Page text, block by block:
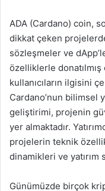
ADA (Cardano) coin,
dikkat çeken
sözleşmeler ve
özelliklerle
kullanıcıların ilgisini
Cardano’nun bilimsel
geliştirimi, projenin
yer almaktadır.
projelerin teknik
dinamikleri ve yatırım
Günümüzde birçok